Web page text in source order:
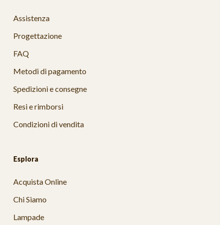
Assistenza
Progettazione
FAQ
Metodi di pagamento
Spedizioni e consegne
Resi e rimborsi
Condizioni di vendita
Esplora
Acquista Online
Chi Siamo
Lampade